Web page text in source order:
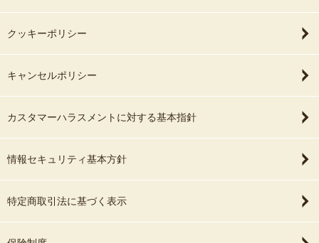
クッキーポリシー
キャンセルポリシー
カスタマーハラスメントに対する基本指針
情報セキュリティ基本方針
特定商取引法に基づく表示